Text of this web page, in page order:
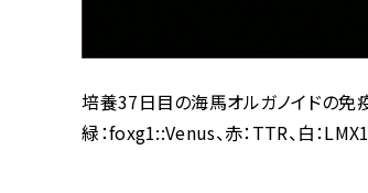
培養37日目の海馬オルガノイドの免
緑：foxg1::Venus、赤：TTR、白：